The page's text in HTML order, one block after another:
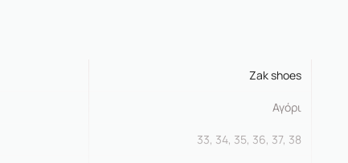
Zak shoes
Αγόρι
33, 34, 35, 36, 37, 38